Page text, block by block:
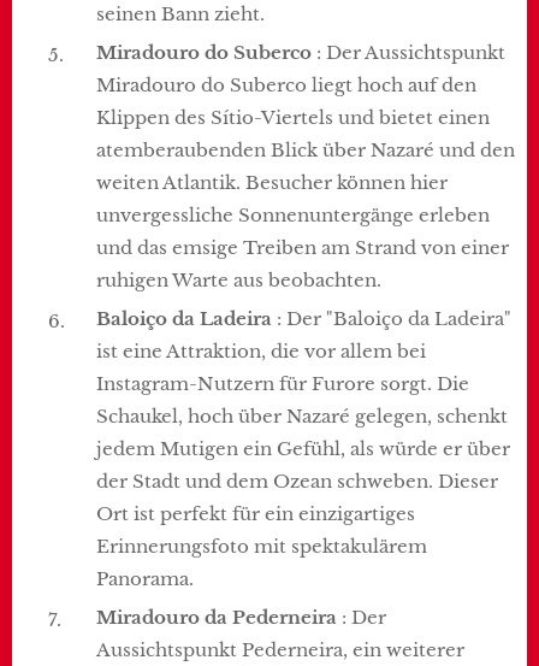
seinen Bann zieht.
Miradouro do Suberco : Der Aussichtspunkt
Miradouro do Suberco liegt hoch auf den
Klippen des Sítio-Viertels und bietet einen
atemberaubenden Blick über Nazaré und den
weiten Atlantik. Besucher können hier
unvergessliche Sonnenuntergänge erleben
und das emsige Treiben am Strand von einer
ruhigen Warte aus beobachten.
Baloiço da Ladeira : Der "Baloiço da Ladeira"
ist eine Attraktion, die vor allem bei
Instagram-Nutzern für Furore sorgt. Die
Schaukel, hoch über Nazaré gelegen, schenkt
jedem Mutigen ein Gefühl, als würde er über
der Stadt und dem Ozean schweben. Dieser
Ort ist perfekt für ein einzigartiges
Erinnerungsfoto mit spektakulärem
Panorama.
Miradouro da Pederneira : Der
Aussichtspunkt Pederneira, ein weiterer